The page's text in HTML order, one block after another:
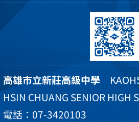
高雄市立新莊高級中學
HSIN CHUANG SENIOR HIGH
電話：07-3420103